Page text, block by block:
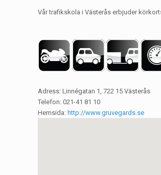
Vår trafikskola i Västerås erbjuder
Adress: Linnégatan 1, 722 15 Västerås
Telefon: 021-41 81 10
Hemsida: http://www.gruvegards.se